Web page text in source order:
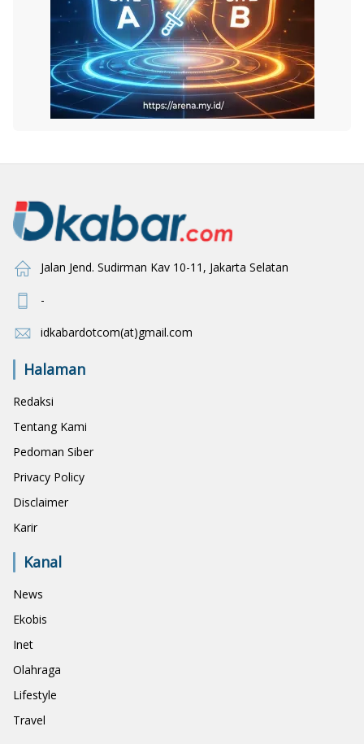
Jalan Jend. Sudirman Kav 10-11, Jakarta Selatan
-
idkabardotcom(at)gmail.com
Halaman
Redaksi
Tentang Kami
Pedoman Siber
Privacy Policy
Disclaimer
Karir
Kanal
News
Ekobis
Inet
Olahraga
Lifestyle
Travel